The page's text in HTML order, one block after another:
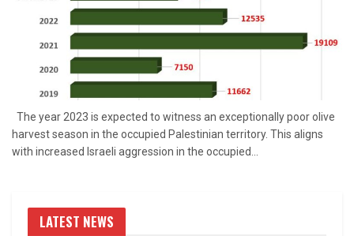
The year 2023 is expected to witness an exceptionally poor olive
harvest season in the occupied Palestinian territory. This aligns
with increased Israeli aggression in the occupied...
LATEST NEWS